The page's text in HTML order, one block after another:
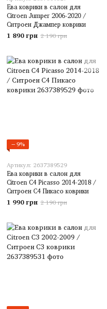
Ева коврики в салон для
Citroen Jumper 2006-2020 /
Ситроен Джампер коврики
1 890 грн 2 190 грн
−9%
Артикул: 2637389529
Ева коврики в салон для
Citroen C4 Picasso 2014-2018 /
Ситроен С4 Пикасо коврики
1 990 грн 2 190 грн